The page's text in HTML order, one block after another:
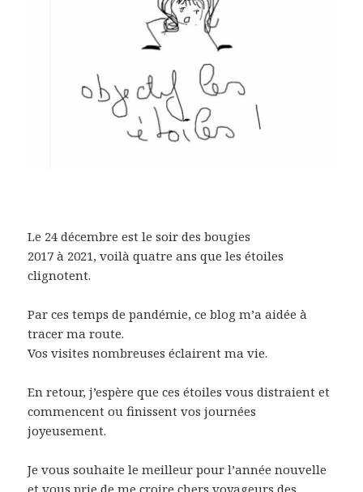
Le 24 décembre est le soir des bougies
2017 à 2021, voilà quatre ans que les étoiles
clignotent.
Par ces temps de pandémie, ce blog m’a aidée à
tracer ma route.
Vos visites nombreuses éclairent ma vie.
En retour, j’espère que ces étoiles vous distraient et
commencent ou finissent vos journées
joyeusement.
Je vous souhaite le meilleur pour l’année nouvelle